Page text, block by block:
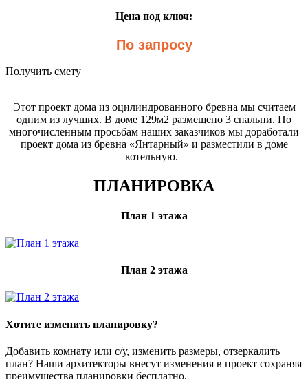
Цена под ключ:
По запросу
Получить смету
Этот проект дома из оцилиндрованного бревна мы считаем
одним из лучших. В доме 129м2 размещено 3 спальни. По
многочисленным просьбам наших заказчиков мы доработали
проект дома из бревна «Янтарный» и разместили в доме
котельную.
ПЛАНИРОВКА
План 1 этажа
План 2 этажа
Хотите изменить планировку?
Добавить комнату или с/у, изменить размеры, отзеркалить
план? Наши архитекторы внесут изменения в проект сохраняя
преимущества планировки бесплатно.